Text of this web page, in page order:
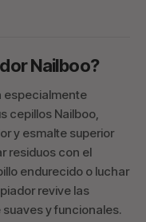
Nailboo?
especialmente
cepillos Nailboo,
y esmalte superior
residuos con el
endurecido o luchar
revive las
y funcionales.